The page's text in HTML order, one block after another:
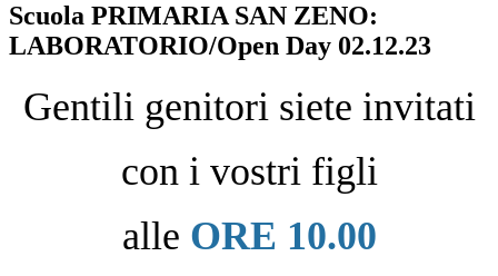
Scuola PRIMARIA SAN ZENO:
LABORATORIO/Open Day 02.12.23
Gentili genitori siete invitati
con i vostri figli
alle ORE 10.00